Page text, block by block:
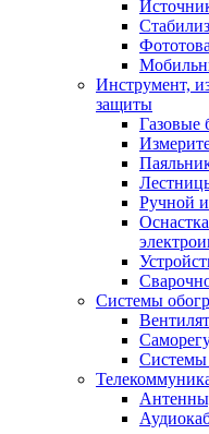
Инструмент,
защиты
Газовые
Ручной
Системы
Системы